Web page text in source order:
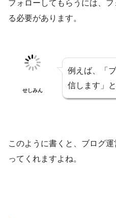
フォローしてもらうには、
る必要があります。
せしみん
例えば、「
信します」
このように書くと、ブログ
ってくれますよね。